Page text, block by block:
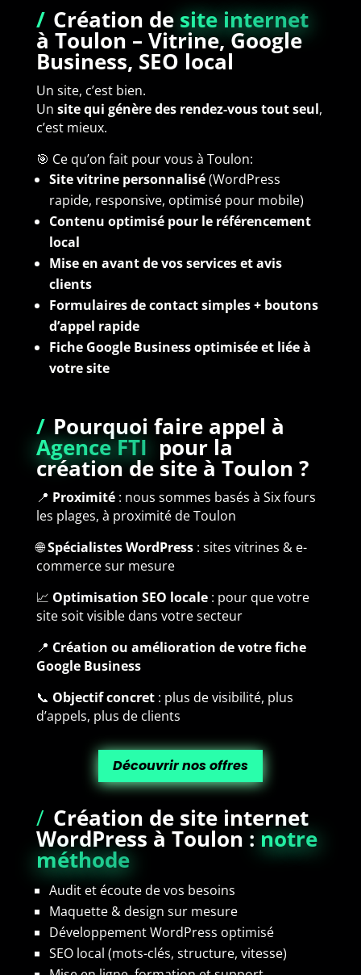
/ Création de site internet
à Toulon – Vitrine, Google
Business, SEO local
Un site, c’est bien.
Un site qui génère des rendez-vous tout seul,
c’est mieux.
🎯 Ce qu’on fait pour vous à Toulon:
Site vitrine personnalisé(WordPress
rapide, responsive, optimisé pour mobile)
Contenu optimisé pour le référencement
local
Mise en avant de vos services et avis
clients
Formulaires de contact simples + boutons
d’appel rapide
Fiche Google Business optimisée et liée à
votre site
/ Pourquoi faire appel à
Agence FTI pour la
création de site à Toulon ?
📍 Proximité: nous sommes basés à Six fours
les plages, à proximité de Toulon
🌐Spécialistes WordPress: sites vitrines & e-
commerce sur mesure
📈 Optimisation SEO locale: pour que votre
site soit visible dans votre secteur
📍 Création ou amélioration de votre fiche
Google Business
📞 Objectif concret: plus de visibilité, plus
d’appels, plus de clients
Découvrir nos offres
/ Création de site internet
WordPress à Toulon : notre
méthode
Audit et écoute de vos besoins
Maquette & design sur mesure
Développement WordPress optimisé
SEO local (mots-clés, structure, vitesse)